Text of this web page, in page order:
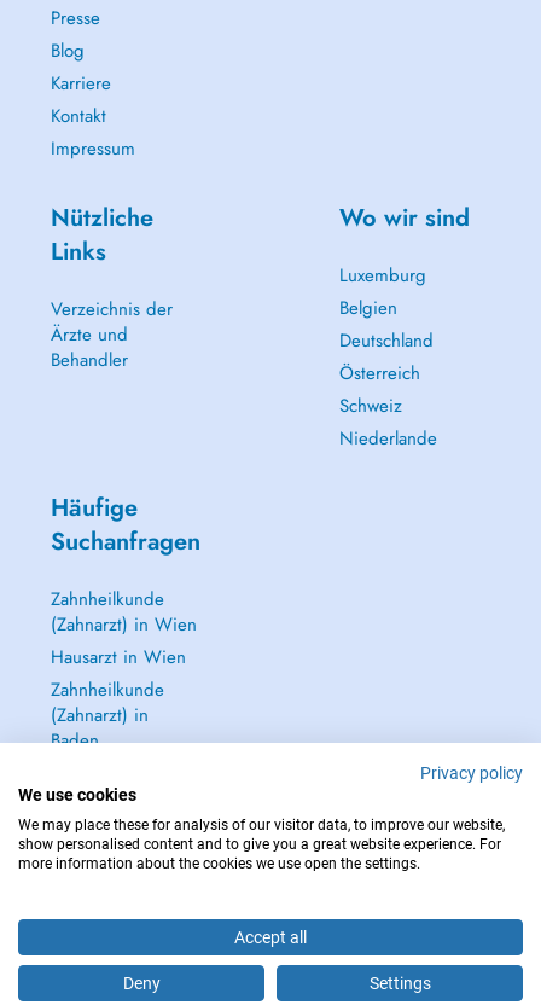
Presse
Blog
Karriere
Kontakt
Impressum
Nützliche
Links
Verzeichnis der
Ärzte und
Behandler
Wo wir sind
Luxemburg
Belgien
Deutschland
Österreich
Schweiz
Niederlande
Häufige
Suchanfragen
Zahnheilkunde
(Zahnarzt) in Wien
Hausarzt in Wien
Zahnheilkunde
(Zahnarzt) in
Baden
(Hautarzt) in Baden
Alle anzeigen →
IM NOTFALL WENDEN SIE SICH AN : 112
Copyright © 2026 - DOCTENA Doctena Austria GmbH, Wien
Privacy policy
We use cookies
We may place these for analysis of our visitor data, to improve our website,
show personalised content and to give you a great website experience. For
more information about the cookies we use open the settings.
Accept all
Deny Settings